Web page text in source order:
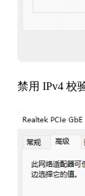
禁用 IPv4 校